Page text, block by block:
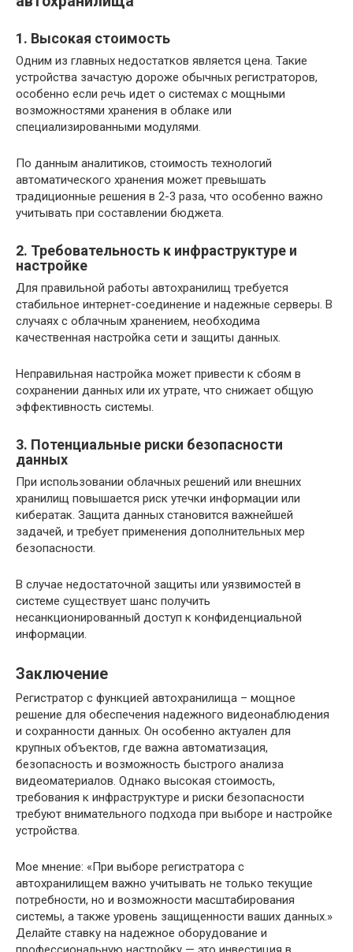
1. Высокая стоимость
Одним из главных недостатков является цена. Такие
устройства зачастую дороже обычных регистраторов,
особенно если речь идет о системах с мощными
возможностями хранения в облаке или
специализированными модулями.
По данным аналитиков, стоимость технологий
автоматического хранения может превышать
традиционные решения в 2-3 раза, что особенно важно
учитывать при составлении бюджета.
2. Требовательность к инфраструктуре и
настройке
Для правильной работы автохранилищ требуется
стабильное интернет-соединение и надежные серверы. В
случаях с облачным хранением, необходима
качественная настройка сети и защиты данных.
Неправильная настройка может привести к сбоям в
сохранении данных или их утрате, что снижает общую
эффективность системы.
3. Потенциальные риски безопасности
данных
При использовании облачных решений или внешних
хранилищ повышается риск утечки информации или
кибератак. Защита данных становится важнейшей
задачей, и требует применения дополнительных мер
безопасности.
В случае недостаточной защиты или уязвимостей в
системе существует шанс получить
несанкционированный доступ к конфиденциальной
информации.
Заключение
Регистратор с функцией автохранилища – мощное
решение для обеспечения надежного видеонаблюдения
и сохранности данных. Он особенно актуален для
крупных объектов, где важна автоматизация,
безопасность и возможность быстрого анализа
видеоматериалов. Однако высокая стоимость,
требования к инфраструктуре и риски безопасности
требуют внимательного подхода при выборе и настройке
устройства.
Мое мнение: «При выборе регистратора с
автохранилищем важно учитывать не только текущие
потребности, но и возможности масштабирования
системы, а также уровень защищенности ваших данных.»
Делайте ставку на надежное оборудование и